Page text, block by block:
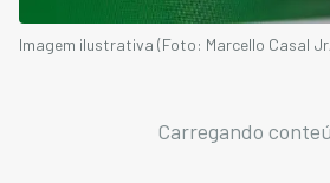
Imagem ilustrativa (Foto: Marcello Casal
Carregando